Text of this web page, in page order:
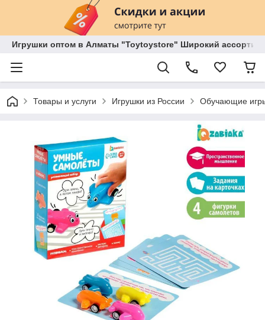
Игрушки оптом в Алматы "Toytoystore" Широкий
Товары и услуги Игрушки из России Обучающие